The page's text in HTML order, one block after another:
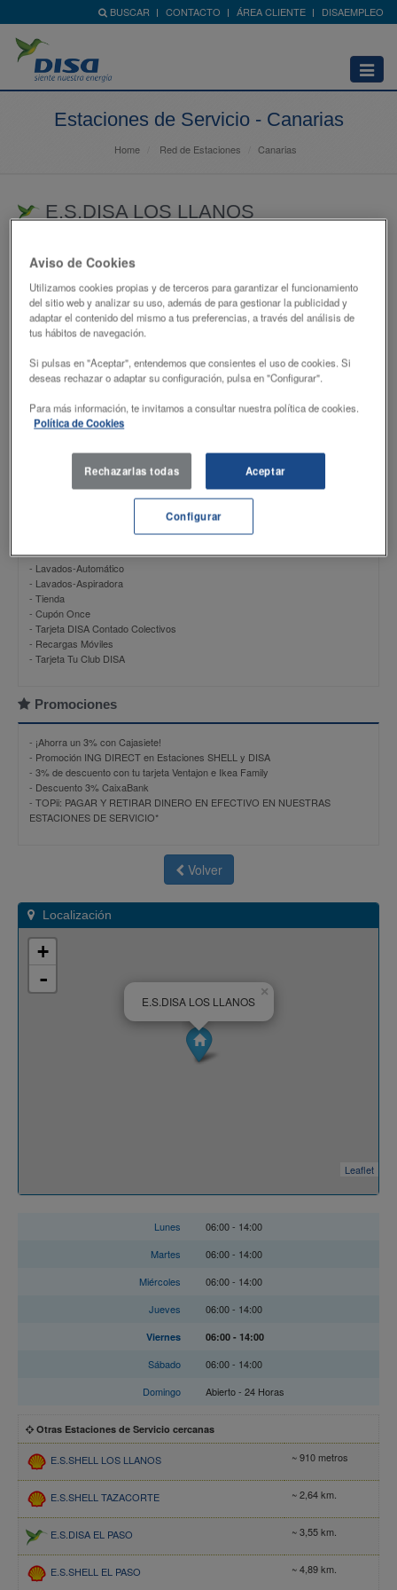
BUSCAR CONTACTO ÁREA CLIENTE DISAEMPLEO
Abrir
menú
Estaciones de Servicio - Canarias
Home Red de Estaciones Canarias
E.S.DISA LOS LLANOS
CR.GENERAL C-832 LOS LLANOS,00051-
SANTA CRUZ DE TENERIFE
922462668
atencionclientes@disagrupo.es
Productos
- DISAEco GASOLINA 95
- DISAEco GASOIL
- Lavados-Automático
- Lavados-Aspiradora
- Tienda
- Cupón Once
- Tarjeta DISA Contado Colectivos
- Recargas Móviles
- Tarjeta Tu Club DISA
Promociones
- ¡Ahorra un 3% con Cajasiete!
- Promoción ING DIRECT en Estaciones SHELL y DISA
- 3% de descuento con tu tarjeta Ventajon e Ikea Family
- Descuento 3% CaixaBank
- TOPii: PAGAR Y RETIRAR DINERO EN EFECTIVO EN NUESTRAS
ESTACIONES DE SERVICIO*
Volver
Localización
×
E.S.DISA LOS LLANOS
+
-
Leaflet
Lunes
06:00 - 14:00
Martes
06:00 - 14:00
Miércoles
06:00 - 14:00
Jueves
06:00 - 14:00
Viernes 06:00 - 14:00
Sábado
06:00 - 14:00
Domingo
Abierto - 24 Horas
Otras Estaciones de Servicio cercanas
E.S.SHELL LOS LLANOS ~ 910 metros
E.S.SHELL TAZACORTE ~ 2,64 km.
E.S.DISA EL PASO ~ 3,55 km.
E.S.SHELL EL PASO ~ 4,89 km.
Aviso de Cookies
Utilizamos cookies propias y de terceros para garantizar el funcionamiento
del sitio web y analizar su uso, además de para gestionar la publicidad y
adaptar el contenido del mismo a tus preferencias, a través del análisis de
tus hábitos de navegación.
Si pulsas en "Aceptar", entendemos que consientes el uso de cookies. Si
deseas rechazar o adaptar su configuración, pulsa en "Configurar".
Para más información, te invitamos a consultar nuestra política de cookies.
Política de Cookies
Rechazarlas todas Aceptar
Configurar